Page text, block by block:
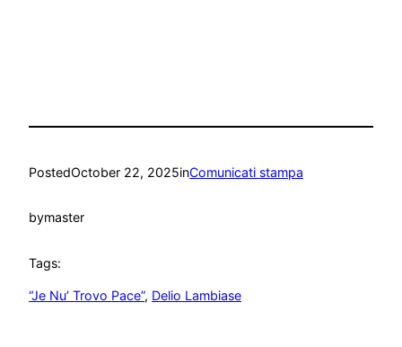
PostedOctober 22, 2025inComunicati stampa
bymaster
Tags:
“Je Nu’ Trovo Pace”, Delio Lambiase